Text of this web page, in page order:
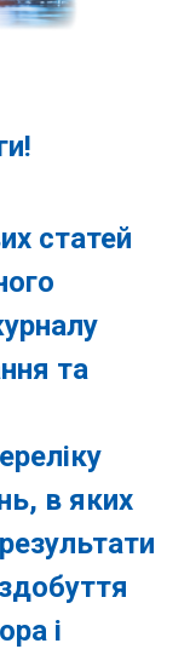
статей
та
в яких
і